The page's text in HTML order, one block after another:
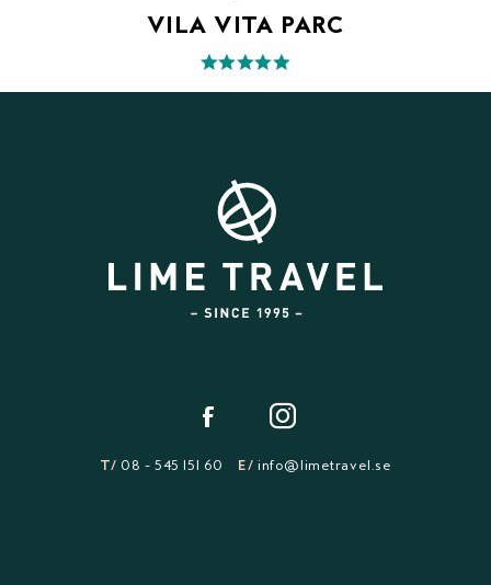
VILA VITA PARC
T/ 08 - 545 151 60 E/ info@limetravel.se